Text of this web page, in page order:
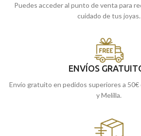
Puedes acceder al punto de venta para
cuidado de tus joyas.
ENVÍOS
Envío gratuito en pedidos superiores a 50€
y Melilla.